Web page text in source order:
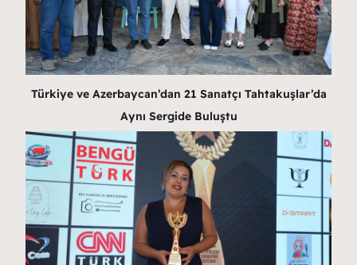
Türkiye ve Azerbaycan’dan 21 Sanatçı Tahtakuşlar’da
Aynı Sergide Buluştu